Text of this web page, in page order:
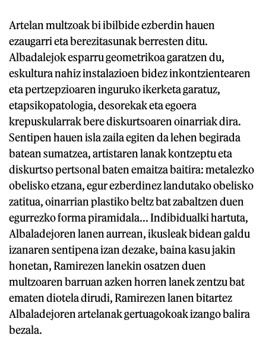
Artelan multzoak bi ibilbide ezberdin hauen
ezaugarri eta berezitasunak berresten ditu.
Albadalejok esparru geometrikoa garatzen du,
eskultura nahiz instalazioen bidez inkontzientearen
eta pertzepzioaren inguruko ikerketa garatuz,
etapsikopatologia, desorekak eta egoera
krepuskularrak bere diskurtsoaren oinarriak dira.
Sentipen hauen isla zaila egiten da lehen begirada
batean sumatzea, artistaren lanak kontzeptu eta
diskurtso pertsonal baten emaitza baitira: metalezko
obelisko etzana, egur ezberdinez landutako obelisko
zatitua, oinarrian plastiko beltz bat zabaltzen duen
egurrezko forma piramidala... Indibidualki hartuta,
Albaladejoren lanen aurrean, ikusleak bidean galdu
izanaren sentipena izan dezake, baina kasu jakin
honetan, Ramirezen lanekin osatzen duen
multzoaren barruan azken horren lanek zentzu bat
ematen diotela dirudi, Ramirezen lanen bitartez
Albaladejoren artelanak gertuagokoak izango balira
bezala.